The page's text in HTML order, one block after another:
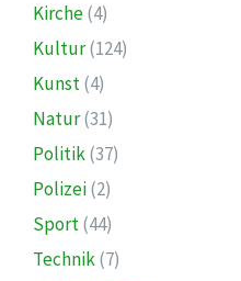
Kirche(4)
Kultur(124)
Kunst(4)
Natur(31)
Politik(37)
Polizei(2)
Sport(44)
Technik(7)